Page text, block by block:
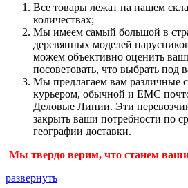
Все товары лежат на нашем
количествах;
Мы имеем самый большой в
деревянных моделей
можем объективно оценить
посоветовать, что выбрать под
Мы предлагаем вам различные
курьером, обычной и ЕМС
Деловые Линии. Эти
закрыть ваши потребности по
географии доставки.
Мы твердо верим, что станем
развернуть